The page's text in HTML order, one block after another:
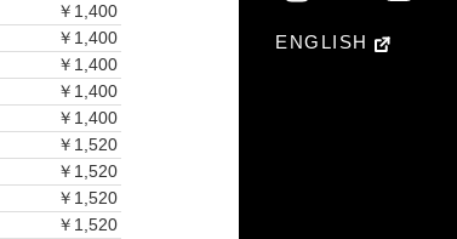
ENGLISH
￥1,400
￥1,400
￥1,400
￥1,400
￥1,400
￥1,520
￥1,520
￥1,520
￥1,520